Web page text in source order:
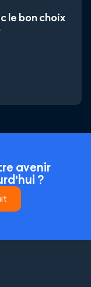
le bon choix
avenir
?